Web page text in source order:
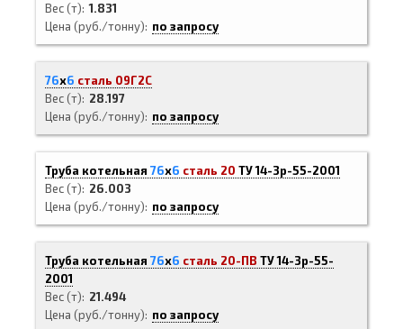
Вес (т) 1.831
Цена (руб./тонну)
по запросу
76х6 сталь 09Г2С
Вес (т)
28.197
Цена (руб./тонну)
по запросу
Труба котельная 76х6 сталь 20 ТУ 14-3р-55-2001
Вес (т)
26.003
Цена (руб./тонну)
по запросу
Труба котельная 76х6 сталь 20-ПВ ТУ 14-3р-55-
2001
Вес (т)
21.494
Цена (руб./тонну)
по запросу